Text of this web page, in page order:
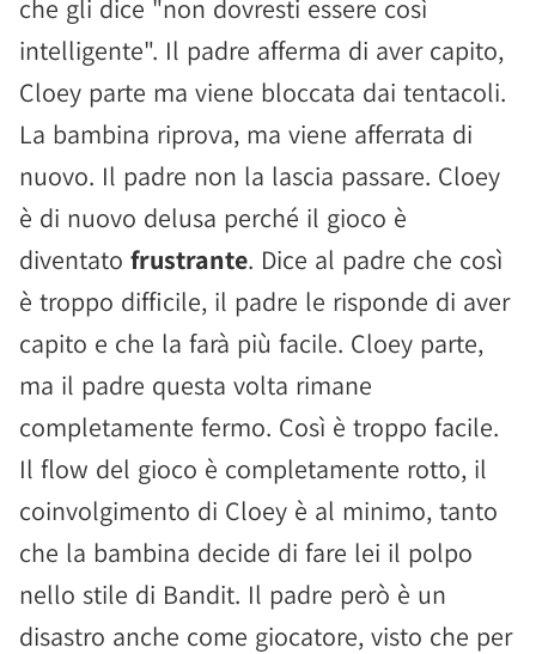
che gli dice "non dovresti essere così
intelligente". Il padre afferma di aver capito,
Cloey parte ma viene bloccata dai tentacoli.
La bambina riprova, ma viene afferrata di
nuovo. Il padre non la lascia passare. Cloey
è di nuovo delusa perché il gioco è
diventato frustrante. Dice al padre che così
è troppo difficile, il padre le risponde di aver
capito e che la farà più facile. Cloey parte,
ma il padre questa volta rimane
completamente fermo. Così è troppo facile.
Il flow del gioco è completamente rotto, il
coinvolgimento di Cloey è al minimo, tanto
che la bambina decide di fare lei il polpo
nello stile di Bandit. Il padre però è un
disastro anche come giocatore, visto che per